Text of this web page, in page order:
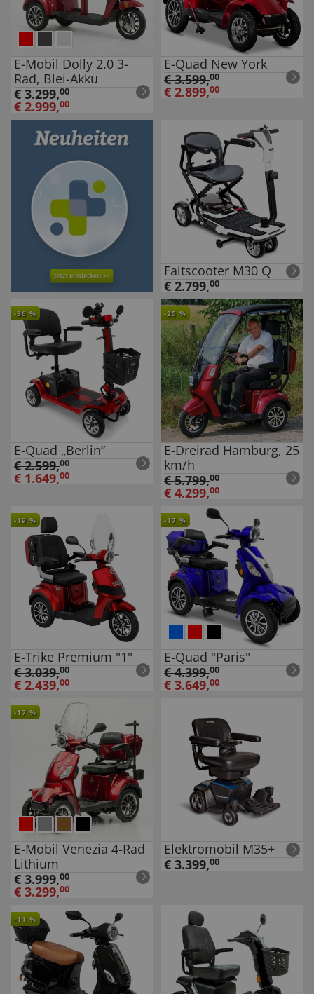
E-Mobil Dolly 2.0 3-
Rad, Blei-Akku
€3.299,00
€ 2.999,00
E-Quad New York
€3.599,00
€ 2.899,00
Faltscooter M30 Q
€ 2.799,00
-36 %
E-Quad „Berlin”
€2.599,00
€ 1.649,00
-25 %
E-Dreirad Hamburg, 25
km/h
€5.799,00
€ 4.299,00
-19 %
E-Trike Premium "1"
€3.039,00
€ 2.439,00
-17 %
E-Quad "Paris"
€4.399,00
€ 3.649,00
-17 %
E-Mobil Venezia 4-Rad
Lithium
€3.999,00
€ 3.299,00
Elektromobil M35+
€ 3.399,00
-11 %